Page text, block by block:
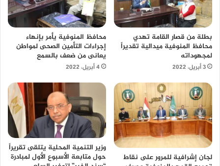
بطلة من قصار القامة تهدي
محافظ المنوفية ميدالية تقديراً
لمجهوداته
3 أبريل، 2022
محافظ المنوفية يأمر بإنهاء
إجراءات التأمين الصحى لمواطن
يعانى من ضعف بالسمع
4 أبريل، 2022
لجان إشرافية للمرور على نقاط
وزير التنمية المحلية يتلقى تقريراً
حول متابعة الأسبوع الأول لمبادرة